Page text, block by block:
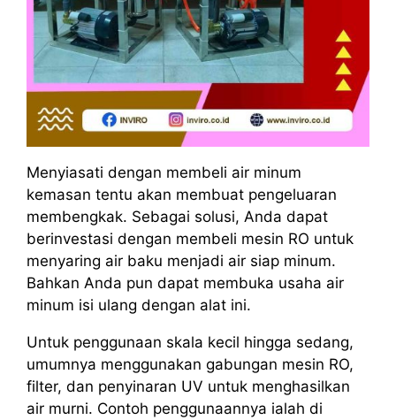
Menyiasati dengan membeli air minum
kemasan tentu akan membuat pengeluaran
membengkak. Sebagai solusi, Anda dapat
berinvestasi dengan membeli mesin RO untuk
menyaring air baku menjadi air siap minum.
Bahkan Anda pun dapat membuka usaha air
minum isi ulang dengan alat ini.
Untuk penggunaan skala kecil hingga sedang,
umumnya menggunakan gabungan mesin RO,
filter, dan penyinaran UV untuk menghasilkan
air murni. Contoh penggunaannya ialah di